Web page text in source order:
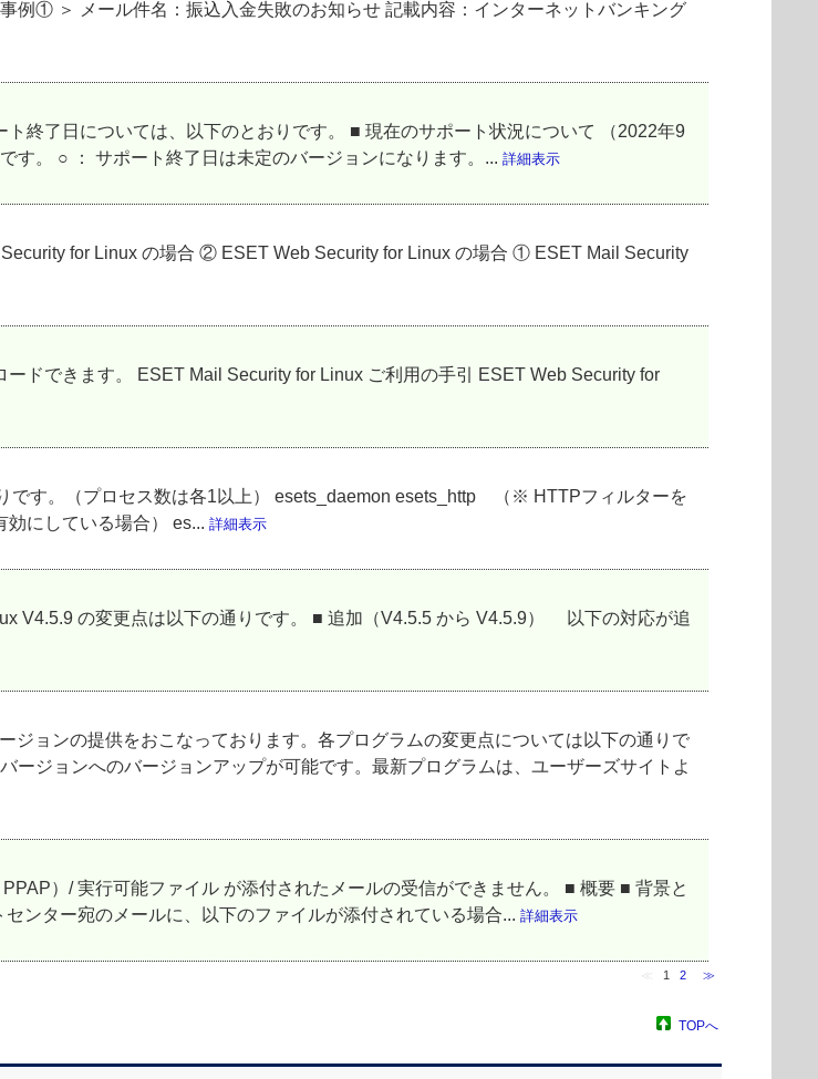
例① ＞ メール件名：振込入金失敗のお知らせ 記載内容：インターネットバンキング
終了日については、以下のとおりです。 ■ 現在のサポート状況について （2022年9
。 ○ ： サポート終了日は未定のバージョンになります。... 詳細表示
for Linux の場合 ② ESET Web Security for Linux の場合 ① ESET Mail Security
ドできます。 ESET Mail Security for Linux ご利用の手引 ESET Web Security for
です。（プロセス数は各1以上） esets_daemon esets_http （※ HTTPフィルターを
にしている場合） es... 詳細表示
V4.5.9 の変更点は以下の通りです。 ■ 追加（V4.5.5 から V4.5.9） 以下の対応が追
ジョンの提供をおこなっております。各プログラムの変更点については以下の通りで
ジョンへのバージョンアップが可能です。最新プログラムは、ユーザーズサイトよ
）/ 実行可能ファイル が添付されたメールの受信ができません。 ■ 概要 ■ 背景と
ンター宛のメールに、以下のファイルが添付されている場合... 詳細表示
1 2 ≫
TOPへ